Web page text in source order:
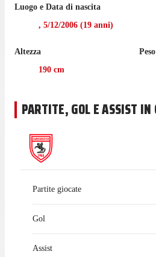
cui ha giocato 60 minuti. In totale il
in questo campionato.
Luogo e Data di nascita
, 5/12/2006 (19 anni)
Altezza
190 cm
Peso
PARTITE, GOL E ASSIST IN
Partite giocate
Gol
Assist